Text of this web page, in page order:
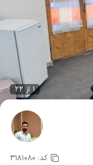
1 از 22
کد: 3181080